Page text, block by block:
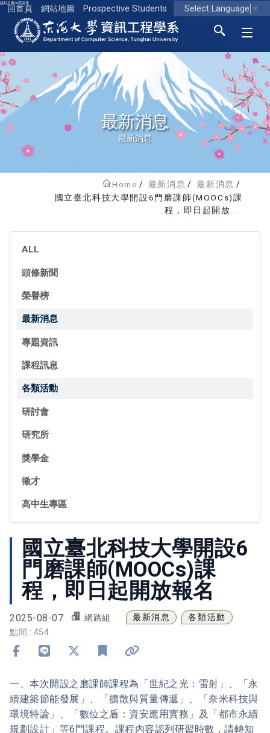
跳到主要內容區塊
回首頁 網站地圖 Prospective Students Select Language ▼
東海大學logo
最新消息
最新消息
Home 最新消息
最新消息
國立臺北科技大學開設6門磨課師(MOOCs)課
程，即日起開放...
ALL
頭條新聞
榮譽榜
最新消息
專題資訊
課程訊息
各類活動
研討會
研究所
獎學金
徵才
高中生專區
國立臺北科技大學開設6
門磨課師(MOOCs)課
程，即日起開放報名
2025-08-07 網路組 最新消息
各類活動
點閱 : 454
一、本次開設之磨課師課程為「世紀之光：雷射」、「永
續建築節能發展」、「擴散與質量傳遞」、「奈米科技與
環境特論」、「數位之盾：資安應用實務」及「都市永續
規劃設計」等6門課程。課程內容認列研習時數，請轉知